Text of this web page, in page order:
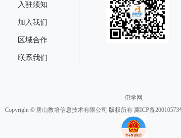
入驻须知
加入我们
区域合作
联系我们
仍学网
Copyright © 唐山教培信息技术有限公司 版权所有 冀ICP备20010573